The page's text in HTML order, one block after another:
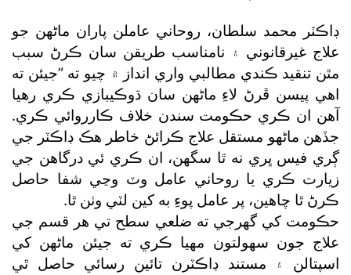
ڊاڪٽر محمد سلطان، روحاني عاملن پاران ماڻهن جو
علاج غيرقانوني ۽ نامناسب طريقن سان ڪرڻ سبب
مٿن تنقيد ڪندي مطالبي واري انداز ۾ چيو ته ”جيئن ته
اهي پيسن ڦرڻ لاءِ ماڻهن سان ڌوڪيبازي ڪري رهيا
آهن ان ڪري حڪومت سندن خلاف ڪارروائي ڪري.
جڏهن ماڻهو مستقل علاج ڪرائڻ خاطر هڪ ڊاڪٽر جي
ڳري فيس ڀري نه ٿا سگھن، ان ڪري ئي درگاهن جي
زيارت ڪري يا روحاني عامل وٽ وڃي شفا حاصل
ڪرڻ ٿا چاهين، پر عامل پوءِ به کين لٽي وٺن ٿا.
حڪومت کي گھرجي ته ضلعي سطح تي هر قسم جي
علاج جون سهولتون مهيا ڪري ته جيئن ماڻهن کي
اسپتالن ۽ مستند ڊاڪٽرن تائين رسائي حاصل ٿي